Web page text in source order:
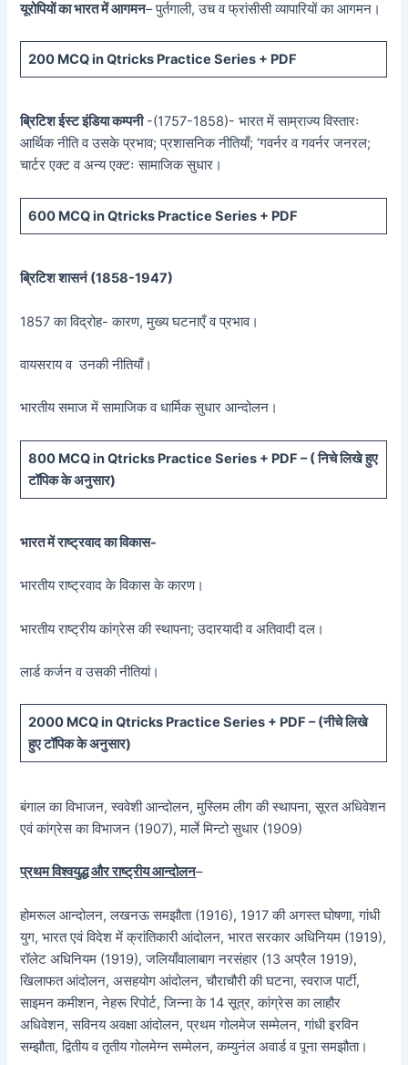
यूरोपियों का भारत में आगमन– पुर्तगाली, उच व फ्रांसीसी व्यापारियों का आगमन।
200 MCQ in Qtricks Practice Series + PDF
ब्रिटिश ईस्ट इंडिया कम्पनी-(1757-1858)- भारत में साम्राज्य विस्तारः
आर्थिक नीति व उसके प्रभाव; प्रशासनिक नीतियाँ; ‘गवर्नर व गवर्नर जनरल;
चार्टर एक्ट व अन्य एक्टः सामाजिक सुधार।
600 MCQ in Qtricks Practice Series + PDF
ब्रिटिश शासनं (1858-1947)
1857 का विद्रोह- कारण, मुख्य घटनाएँ व प्रभाव।
वायसराय व उनकी नीतियाँ।
भारतीय समाज में सामाजिक व धार्मिक सुधार आन्दोलन।
800 MCQ in Qtricks Practice Series + PDF – (निचे लिखे हुए
टॉपिक के अनुसार)
भारत में राष्ट्रवाद का विकास-
भारतीय राष्ट्रवाद के विकास के कारण।
भारतीय राष्ट्रीय कांग्रेस की स्थापना; उदारयादी व अतिवादी दल।
लार्ड कर्जन व उसकी नीतियां।
2000 MCQ in Qtricks Practice Series + PDF – (नीचेलिखे
हुए टॉपिक के अनुसार)
बंगाल का विभाजन, स्ववेशी आन्दोलन, मुस्लिम लीग की स्थापना, सूरत अधिवेशन
एवं कांग्रेस का विभाजन (1907), मार्ले मिन्टो सुधार (1909)
प्रथम विश्वयुद्ध और राष्ट्रीय आन्दोलन–
होमरूल आन्दोलन, लखनऊ समझौता (1916), 1917 की अगस्त घोषणा, गांधी
युग, भारत एवं विदेश में क्रांतिकारी आंदोलन, भारत सरकार अधिनियम (1919),
रॉलेट अधिनियम (1919), जलियाँवालाबाग नरसंहार (13 अप्रैल 1919),
खिलाफत आंदोलन, असहयोग आंदोलन, चौराचौरी की घटना, स्वराज पार्टी,
साइमन कमीशन, नेहरू रिपोर्ट, जिन्ना के 14 सूत्र, कांग्रेस का लाहौर
अधिवेशन, सविनय अवक्षा आंदोलन, प्रथम गोलमेज सम्मेलन, गांधी इरविन
सम्झौता, द्वितीय व तृतीय गोलमेग्न सम्मेलन, कम्युनंल अवार्ड व पूना समझौता।